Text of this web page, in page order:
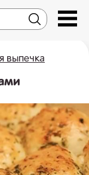
выпечка